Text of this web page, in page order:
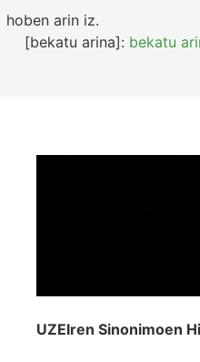
hoben arin iz.
[bekatu arina]: bekatu
UZEIren Sinonimoen